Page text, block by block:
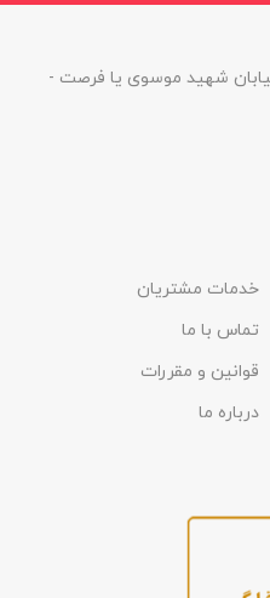
شهید موسوی یا فرصت -
خدمات مشتریان
تماس با ما
قوانین و مقررات
درباره ما